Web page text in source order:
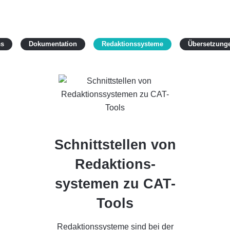
Filter by
Dokumentation Filter by
Redaktionssysteme Filter by
Schnittstellen von
Redaktions­
systemen zu CAT-
Tools
Redaktionssysteme sind bei der